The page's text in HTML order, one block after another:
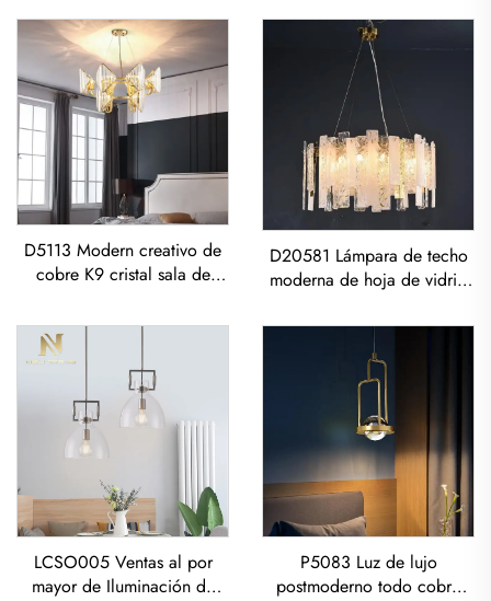
D5113 Modern creativo de
cobre K9 cristal sala de
Candelabro
D20581 Lámpara de techo
moderna de hoja de vidrio
restaurante, postmoderna de
lujo todo de cobre
LCSO005 Ventas al por
mayor de Iluminación de
P5083 Luz de lujo
postmoderno todo cobre